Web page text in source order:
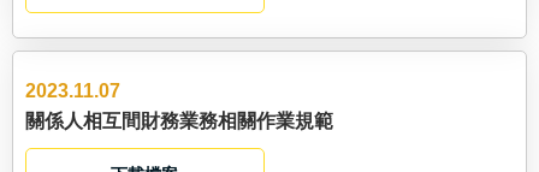
2023.11.07
關係人相互間財務業務相關作業規範